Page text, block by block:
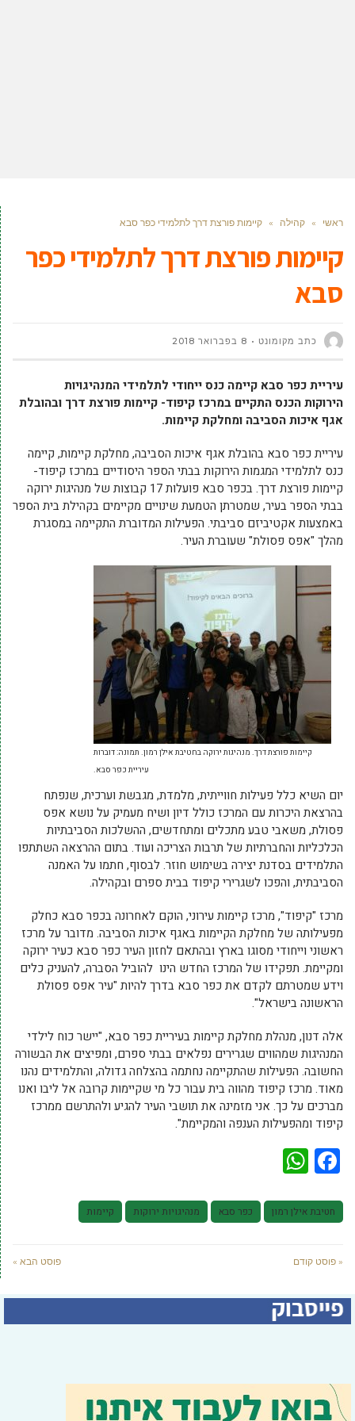
ראשי » קהילה » קיימות פורצת דרך לתלמידי כפר סבא
קיימות פורצת דרך לתלמידי כפר
סבא
כתב מקומונט 8 בפברואר 2018
עיריית כפר סבא קיימה כנס ייחודי לתלמידי המנהיגויות
הירוקותהכנס התקיים במרכז קיפוד- קיימות פורצת דרך ובהובלת
אגף איכות הסביבה ומחלקת קיימות.
עיריית כפר סבא בהובלת אגף איכות הסביבה, מחלקת קיימות, קיימה
כנס לתלמידי המגמות הירוקות בבתי הספר היסודיים במרכז קיפוד-
קיימות פורצת דרך. בכפר סבא פועלות 17 קבוצות של מנהיגות ירוקה
בבתי הספר בעיר, שמטרתן הטמעת שינויים מקיימים בקהילת בית הספר
באמצעות אקטיביזם סביבתי. הפעילות המדוברת התקיימה במסגרת
מהלך "אפס פסולת" שעוברת העיר.
קיימות פורצת דרך. מנהיגות ירוקה בחטיבת אילן רמון. תמונה: דוברות
עיריית כפר סבא.
יום השיא כלל פעילות חווייתית, מלמדת, מגבשת וערכית, שנפתח
בהרצאת היכרות עם המרכז כולל דיון ושיח מעמיק על נושא אפס
פסולת, משאבי טבע מתכלים ומתחדשים, ההשלכות הסביבתיות
הכלכליות והחברתיות של תרבות הצריכה ועוד. בתום ההרצאה השתתפו
התלמידים בסדנת יצירה בשימוש חוזר. לבסוף, חתמו על האמנה
הסביבתית, והפכו לשגרירי קיפוד בבית ספרם ובקהילה.
מרכז "קיפוד", מרכז קיימות עירוני, הוקם לאחרונה בכפר סבא כחלק
מפעילותה של מחלקת הקיימות באגף איכות הסביבה. מדובר על מרכז
ראשוני וייחודי מסוגו בארץ ובהתאם לחזון העיר כפר סבא כעיר ירוקה
ומקיימת. תפקידו של המרכז החדש הינו להוביל הסברה, להעניק כלים
וידע שמטרתם לקדם את כפר סבא בדרך להיות "עיר אפס פסולת
הראשונה בישראל".
אלה דנון, מנהלת מחלקת קיימות בעיריית כפר סבא, "יישר כוח לילדי
המנהיגות שמהווים שגרירים נפלאים בבתי ספרם, ומפיצים את הבשורה
החשובה. הפעילות שהתקיימה נחתמה בהצלחה גדולה, והתלמידים נהנו
מאוד. מרכז קיפוד מהווה בית עבור כל מי שקיימות קרובה אל ליבו ואנו
מברכים על כך. אני מזמינה את תושבי העיר להגיע ולהתרשם ממרכז
קיפוד ומהפעילות הענפה והמקיימת".
Facebook
חטיבת אילן רמון כפר סבא מנהיגויות ירוקות קיימות
« פוסט קודם פוסט הבא »